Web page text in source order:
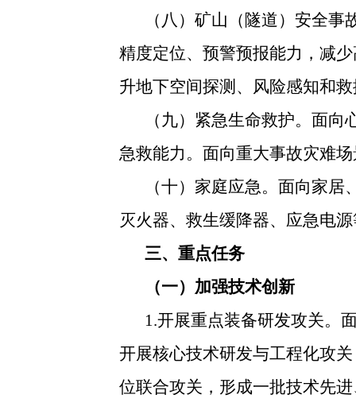
（八）矿山（隧道）安全
精度定位、预警预报能力，减
升地下空间探测、风险感知和
（九）紧急生命救护。面
急救能力。面向重大事故灾难
（十）家庭应急。面向家
灭火器、救生缓降器、应急电
三、重点任务
（一）加强技术创新
1.开展重点装备研发攻关。
开展核心技术研发与工程化攻
位联合攻关，形成一批技术先